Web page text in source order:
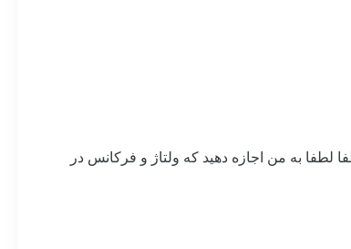
لطفا به من اجازه دهید که ولتاژ و فرکانس در